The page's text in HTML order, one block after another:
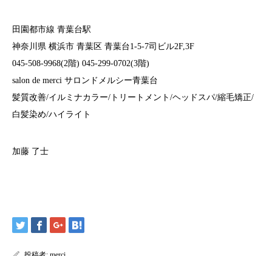
田園都市線 青葉台駅
神奈川県 横浜市 青葉区 青葉台1-5-7司ビル2F,3F
045-508-9968(2階) 045-299-0702(3階)
salon de merci サロンドメルシー青葉台
髪質改善/イルミナカラー/トリートメント/ヘッドスパ/縮毛矯正/
白髪染め/ハイライト
加藤 了士